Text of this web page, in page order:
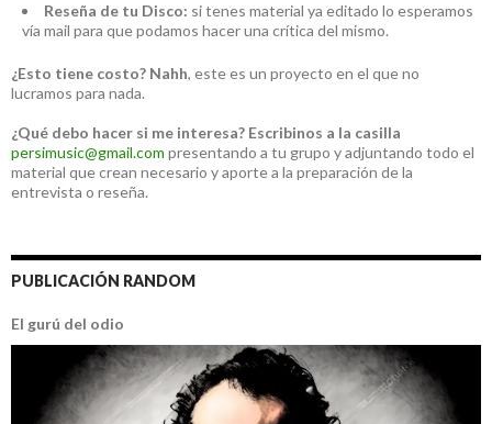
Reseña de tu Disco: si tenes material ya editado lo esperamos
vía mail para que podamos hacer una crítica del mismo.
¿Esto tiene costo? Nahh, este es un proyecto en el que no
lucramos para nada.
¿Qué debo hacer si me interesa? Escribinos a la casilla
persimusic@gmail.com presentando a tu grupo y adjuntando todo el
material que crean necesario y aporte a la preparación de la
entrevista o reseña.
PUBLICACIÓN RANDOM
El gurú del odio